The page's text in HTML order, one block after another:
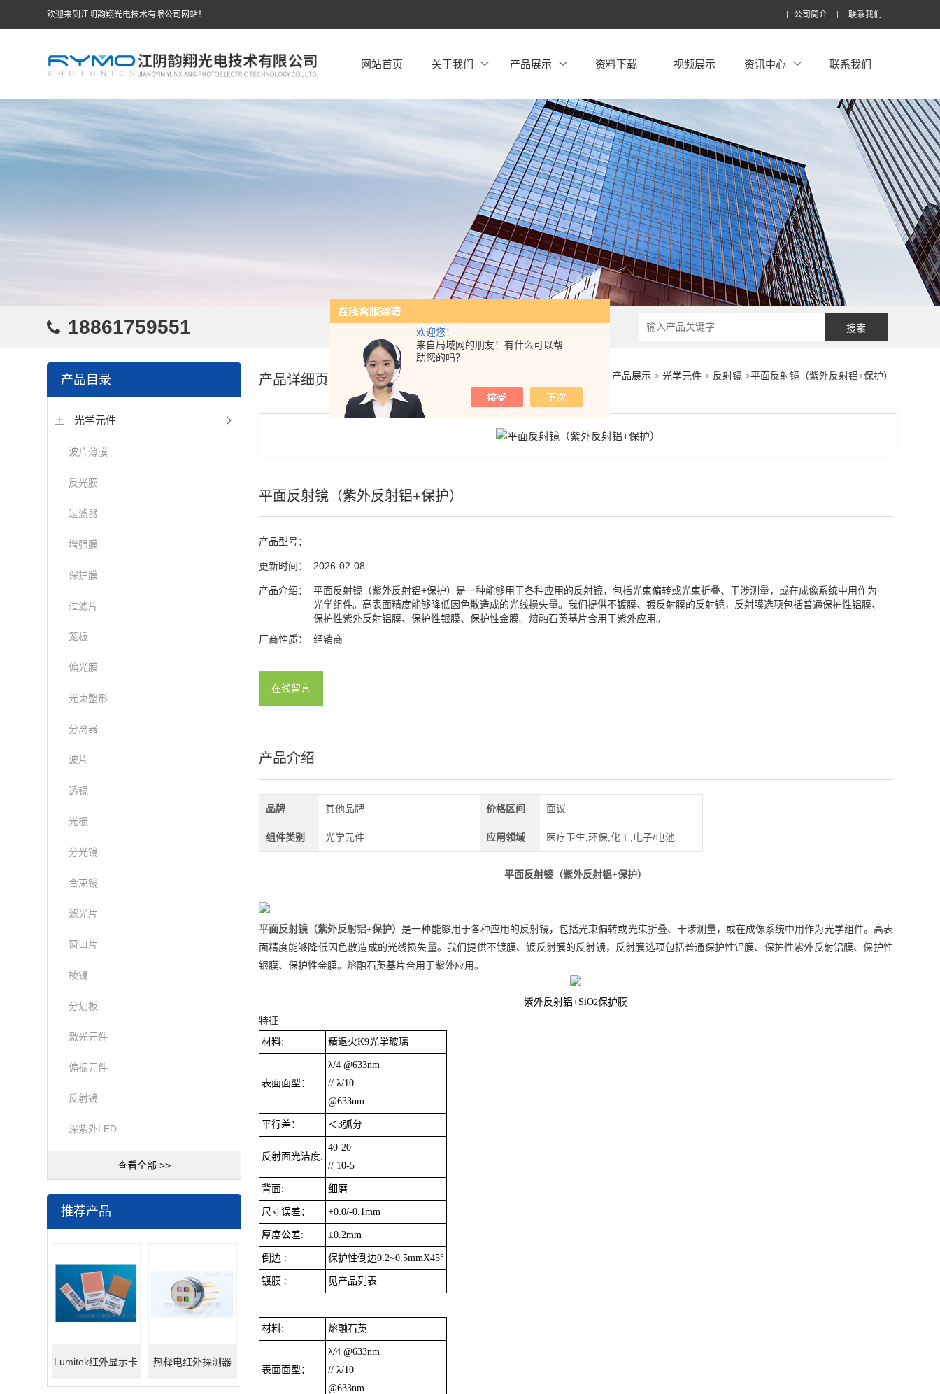
欢迎您！
来自局域网的朋友！有什么可以帮
助您的吗？
欢迎来到江阴韵翔光电技术有限公司网站！ 公司简介 联系我们
网站首页 关于我们 产品展示 资料下载 视频展示 资讯中心 联系我们
18861759551
产品目录
光学元件
波片薄膜
反光膜
过滤器
增强膜
保护膜
过滤片
笼板
偏光膜
光束整形
分离器
波片
透镜
光栅
分光镜
合束镜
滤光片
窗口片
棱镜
分划板
激光元件
偏振元件
反射镜
深紫外LED
查看全部 >>
推荐产品
Lumitek红外显示卡 热释电红外探测器
产品展示> 光学元件> 反射镜>平面反射镜（紫外反射铝+保护）
产品详细页
平面反射镜（紫外反射铝+保护）
产品型号：
更新时间： 2026-02-08
产品介绍：
平面反射镜（紫外反射铝+保护）是一种能够用于各种应用的反射镜，包括光束偏转或光束折叠、干涉测量，或在成像系统中用作为
光学组件。高表面精度能够降低因色散造成的光线损失量。我们提供不镀膜、镀反射膜的反射镜，反射膜选项包括普通保护性铝膜、
保护性紫外反射铝膜、保护性银膜、保护性金膜。熔融石英基片合用于紫外应用。
厂商性质：
经销商
在线留言
产品介绍
品牌 其他品牌 价格区间 面议
组件类别 光学元件 应用领域 医疗卫生,环保,化工,电子/电池
平面反射镜（紫外反射铝+保护）
平面反射镜（紫外反射铝+保护）是一种能够用于各种应用的反射镜，包括光束偏转或光束折叠、干涉测量，或在成像系统中用作为光学组件。高表
面精度能够降低因色散造成的光线损失量。我们提供不镀膜、镀反射膜的反射镜，反射膜选项包括普通保护性铝膜、保护性紫外反射铝膜、保护性
银膜、保护性金膜。熔融石英基片合用于紫外应用。
紫外反射铝+SiO2保护膜
特征
材料:
精退火K9光学玻璃
表面面型：
λ/4 @633nm
// λ/10
@633nm
平行差： ＜3弧分
反射面光洁度:
40-20
// 10-5
背面: 细磨
尺寸误差： +0.0/-0.1mm
厚度公差: ±0.2mm
倒边 : 保护性倒边0.2~0.5mmX45°
镀膜 : 见产品列表
材料: 熔融石英
表面面型：
λ/4 @633nm
// λ/10
@633nm